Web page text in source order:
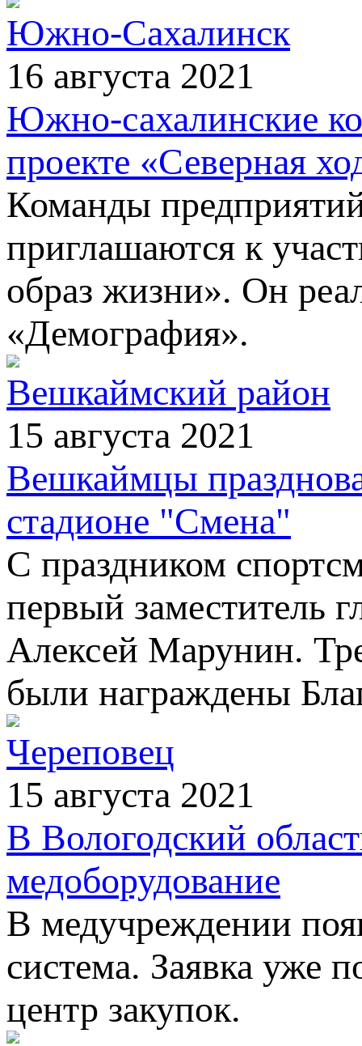
Южно-Сахалинск
16 августа 2021
Южно-сахалинские
проекте «Северная
Команды
приглашаются к
образ жизни». Он
«Демография».
Вешкаймский район
15 августа 2021
Вешкаймцы
стадионе "Смена"
С праздником
первый заместитель
Алексей Марунин.
были награждены
Череповец
15 августа 2021
В Вологодский
медоборудование
В медучреждении
система. Заявка уже
центр закупок.